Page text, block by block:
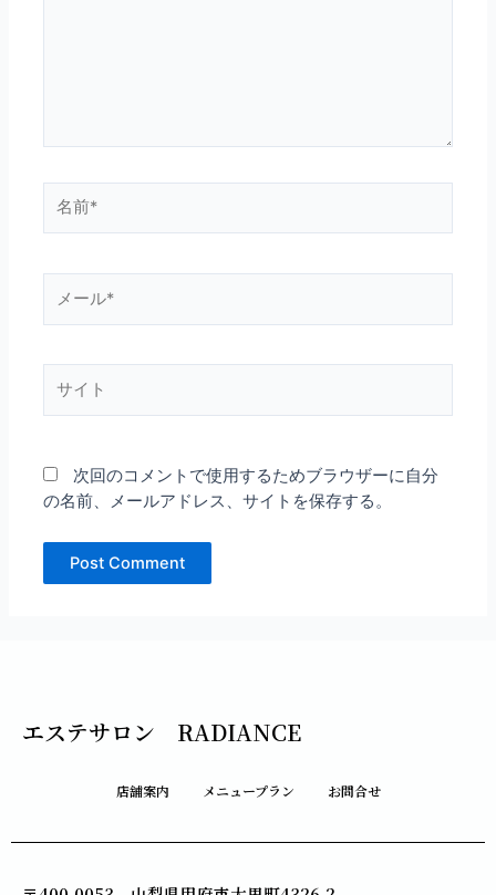
ー
*
次回のコメントで使用するためブラウザーに自分
の名前、メールアドレス、サイトを保存する。
エステサロン RADIANCE
店舗案内 メニュープラン お問合せ